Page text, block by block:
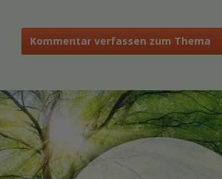
Kommentar verfassen zum Thema